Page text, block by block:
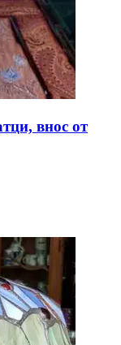
внос от